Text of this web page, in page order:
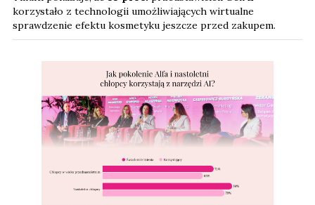
korzystało z technologii umożliwiających wirtualne
sprawdzenie efektu kosmetyku jeszcze przed zakupem.